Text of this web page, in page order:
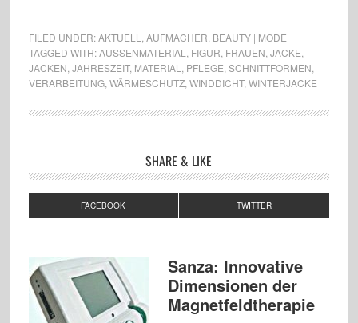
FILED UNDER:AKTUELL AUFMACHER BEAUTY | MODE
TAGGED WITH:AUSSENMATERIAL FIGUR FRAUEN JACKE
JACKEN JAHRESZEIT, MATERIAL PFLEGE SCHNITTFORMEN
VERARBEITUNG, WÄRMESCHUTZ, WINDDICHT, WINTERJACKE
SHARE & LIKE
FACEBOOK TWITTER
Sanza: Innovative
Dimensionen der
Magnetfeldtherapie